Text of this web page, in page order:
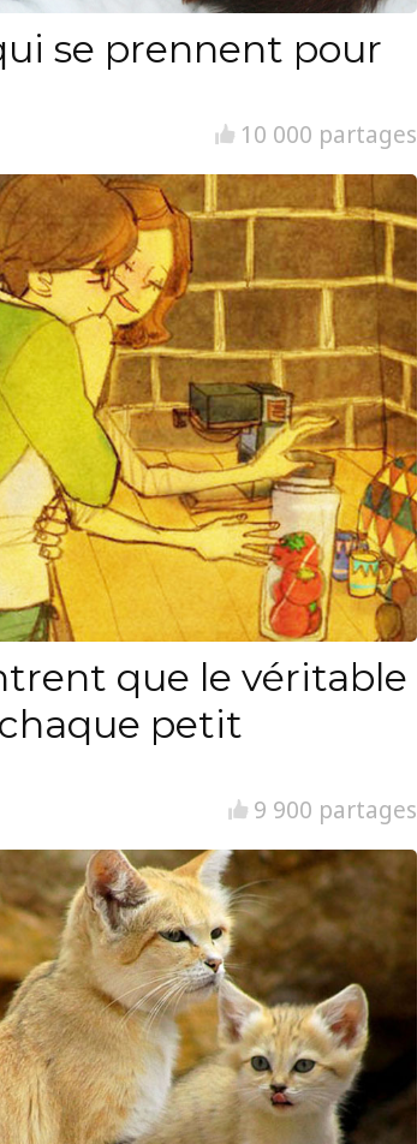
se prennent pour
10 000 partages
que le véritable
petit
9 900 partages